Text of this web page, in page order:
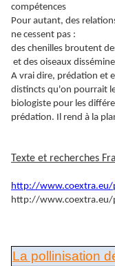
compétences
Pour autant, des
ne cessent pas :
des chenilles broutent
et des oiseaux
A vrai dire, prédation et
distincts qu'on pourrait
biologiste pour les
prédation. Il rend à la
Texte et recherches
http://
http://
La pollinisation